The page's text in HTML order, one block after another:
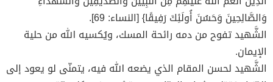
وَالصَّالِحِينَ وَحَسُنَ أُولَئِكَ رَفِيقًا} [النساء: 69].
الشَّهيد تفوح من دمه رائحة المسك، ويُكسيه الله من حلية
الإيمان.
الشَّهيد لحسن المقام الذي يضعه الله فيه، يتمنّى لو يعود إلى